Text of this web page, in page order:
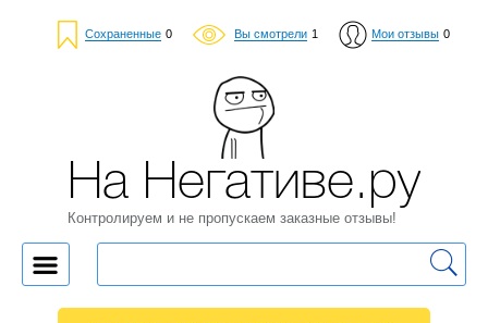
Сохраненные 0 Вы смотрели 1 Мои отзывы 0
На Негативе.ру
Контролируем и не пропускаем заказные отзывы!